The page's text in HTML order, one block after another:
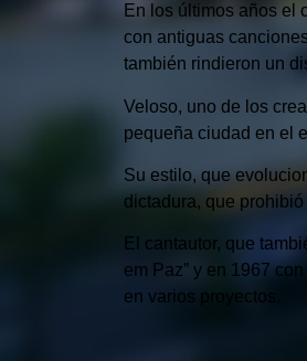
En los últimos años el
con antiguas
también rindieron un
Veloso, uno de los
pequeña ciudad en el
Su estilo, que
dictadura, que
El cantautor, que
em Paz” y en 1967
en varios proyectos.